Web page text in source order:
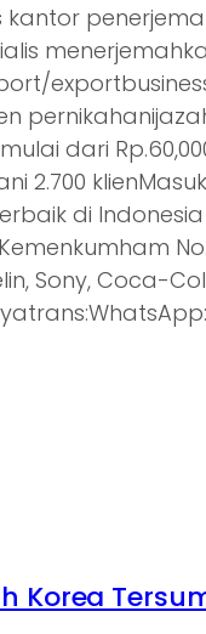
kantor
dari
2.700
di
Sony, Coca-
Korea